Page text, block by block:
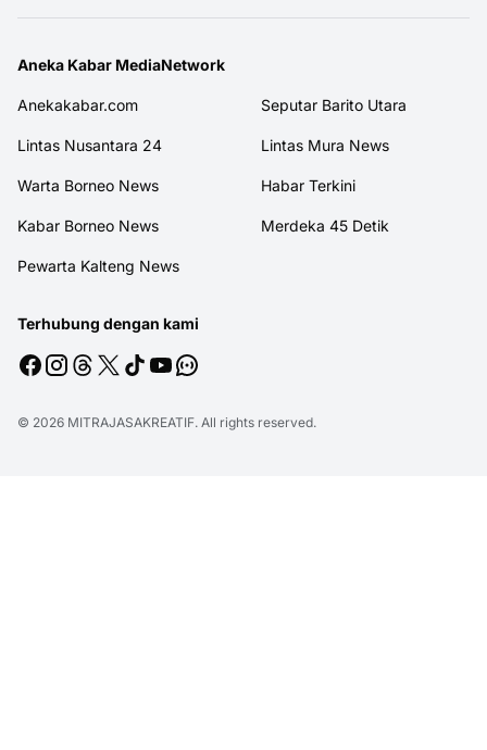
Aneka Kabar MediaNetwork
Anekakabar.com Seputar Barito Utara
Lintas Nusantara 24 Lintas Mura News
Warta Borneo News Habar Terkini
Kabar Borneo News Merdeka 45 Detik
Pewarta Kalteng News
Terhubung dengan kami
© 2026 MITRAJASAKREATIF. All rights reserved.